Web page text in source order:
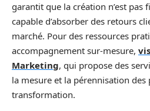
garantit que la création n’est pas
capable d’absorber des retours
marché. Pour des ressources
accompagnement sur-mesure,
Marketing, qui propose des
la mesure et la pérennisation des
transformation.